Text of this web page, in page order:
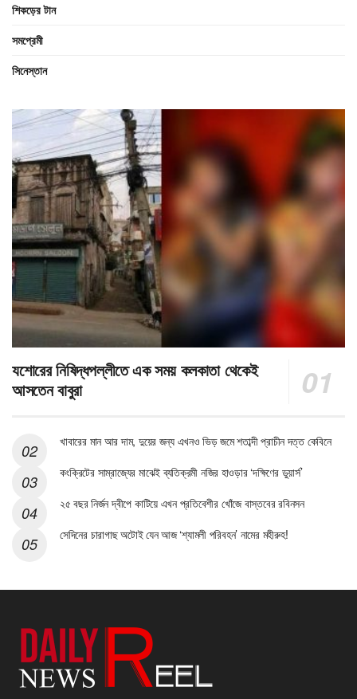
শিকড়ের টান
সমপ্রেমী
সিনেস্তান
যশোরের নিষিদ্ধপল্লীতে এক সময় কলকাতা থেকেই
আসতেন বাবুরা
খাবারের মান আর দাম, দুয়ের জন্য এখনও ভিড় জমে শতাব্দী প্রাচীন দত্ত কেবিনে
কংক্রিটের সাম্রাজ্যের মাঝেই ব্যতিক্রমী নজির হাওড়ার ‘দক্ষিণের ডুয়ার্স’
২৫ বছর নির্জন দ্বীপে কাটিয়ে এখন প্রতিবেশীর খোঁজে বাস্তবের রবিনসন
সেদিনের চারাগাছ অটোই যেন আজ ‘শ্যামলী পরিবহন’ নামের মহীরুহ!